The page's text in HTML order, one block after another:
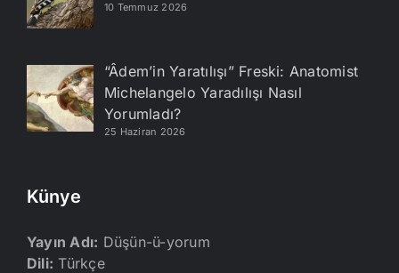
10 Temmuz 2026
“Âdem’in Yaratılışı” Freski: Anatomist
Michelangelo Yaradılışı Nasıl
Yorumladı?
25 Haziran 2026
Künye
Yayın Adı: Düşün-ü-yorum
Dili: Türkçe